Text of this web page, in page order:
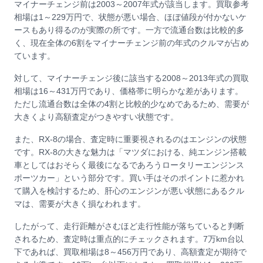
マイナーチェンジ前は2003～2007年式が該当します。買取参考
相場は1～229万円で、状態が悪い場合、ほぼ値段が付かないケ
ースもあり得るのが実際の所です。一方で流通台数は比較的多
く、現在全体の6割をマイナーチェンジ前の年式のクルマが占め
ています。
対して、マイナーチェンジ後に該当する2008～2013年式の買取
相場は16～431万円であり、価格帯に明らかな差があります。
ただし流通台数は全体の4割と比較的少なめであるため、需要が
大きくより高額査定がつきやすい状態です。
また、RX-8の場合、査定時に重要視されるのはエンジンの状態
です。RX-8の大きな魅力は「マツダにおける、純エンジン搭載
車としてはおそらく最後になるであろうロータリーエンジンス
ポーツカー」という部分です。買い手はそのポイントに惹かれ
て購入を検討するため、肝心のエンジンが悪い状態にあるクル
マは、需要が大きく損なわれます。
したがって、走行距離がさむほど走行性能が落ちていると判断
されるため、査定時は重点的にチェックされます。7万km台以
下であれば、買取相場は8～456万円であり、高額査定が期待で